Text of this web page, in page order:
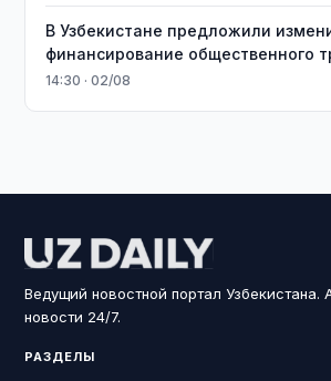
В Узбекистане предложили
финансирование общественного
14:30 · 02/08
Ведущий новостной портал Узбекистана.
новости 24/7.
РАЗДЕЛЫ